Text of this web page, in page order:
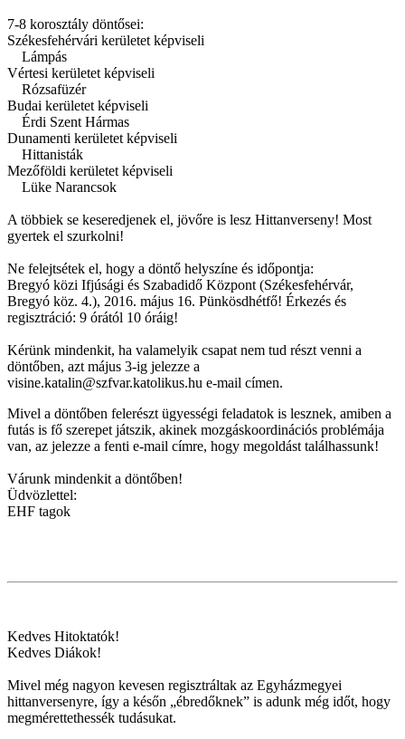
7-8 korosztály döntősei:
Székesfehérvári kerületet képviseli
Lámpás
Vértesi kerületet képviseli
Rózsafüzér
Budai kerületet képviseli
Érdi Szent Hármas
Dunamenti kerületet képviseli
Hittanisták
Mezőföldi kerületet képviseli
Lüke Narancsok
A többiek se keseredjenek el, jövőre is lesz Hittanverseny! Most
gyertek el szurkolni!
Ne felejtsétek el, hogy a döntő helyszíne és időpontja:
Bregyó közi Ifjúsági és Szabadidő Központ (Székesfehérvár,
Bregyó köz. 4.), 2016. május 16. Pünkösdhétfő! Érkezés és
regisztráció: 9 órától 10 óráig!
Kérünk mindenkit, ha valamelyik csapat nem tud részt venni a
döntőben, azt május 3-ig jelezze a
visine.katalin@szfvar.katolikus.hu e-mail címen.
Mivel a döntőben felerészt ügyességi feladatok is lesznek, amiben a
futás is fő szerepet játszik, akinek mozgáskoordinációs problémája
van, az jelezze a fenti e-mail címre, hogy megoldást találhassunk!
Várunk mindenkit a döntőben!
Üdvözlettel:
EHF tagok
Kedves Hitoktatók!
Kedves Diákok!
Mivel még nagyon kevesen regisztráltak az Egyházmegyei
hittanversenyre, így a későn „ébredőknek” is adunk még időt, hogy
megmérettethessék tudásukat.